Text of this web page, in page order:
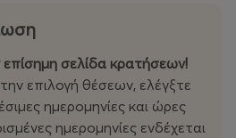
σελίδα κρατήσεων!
επιλογή θέσεων, ελέγξτε
ημερομηνίες και ώρες
ημερομηνίες ενδέχεται